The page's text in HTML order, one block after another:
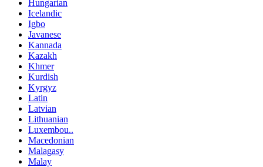
Hungarian
Icelandic
Igbo
Javanese
Kannada
Kazakh
Khmer
Kurdish
Kyrgyz
Latin
Latvian
Lithuanian
Luxembou..
Macedonian
Malagasy
Malay